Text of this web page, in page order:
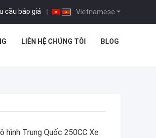
Vietnamese
cầu báo giá |
LIÊN HỆ CHÚNG TÔI BLOG
hình Trung Quốc 250CC Xe